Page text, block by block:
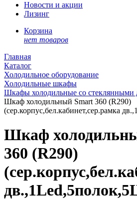
Новости и акции
Лизинг
Корзина
нет товаров
Главная
Каталог
Холодильное оборудование
Холодильные шкафы
Шкафы холодильные со стеклянными
Шкаф холодильный Smart 360 (R290)
(сер.корпус,бел.кабинет,сер.рамка
Шкаф
360 (R290)